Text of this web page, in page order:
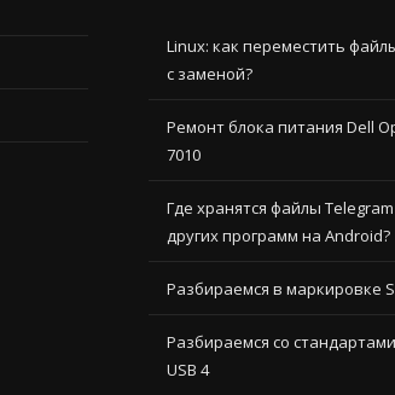
Linux: как переместить
с заменой?
Ремонт блока питания Dell
7010
Где хранятся файлы
других программ на Android?
Разбираемся в маркировке
Разбираемся со стандартами
USB 4